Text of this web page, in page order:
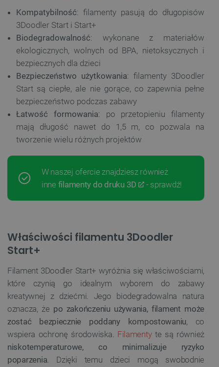
Kompatybilność: filamenty pasują do długopisów
3Doodler Start i Start+
Biodegradowalność: wykonane z materiałów
ekologicznych, wolnych od BPA, nietoksycznych i
bezpiecznych dla dzieci
Bezpieczeństwo użytkowania: filamenty 3Doodler
Start są ciepłe, ale nie gorące, co zapewnia pełne
bezpieczeństwo podczas zabawy
Łatwość formowania: po przetopieniu filamenty
mają długość nawet do 1,5 m, co pozwala na
tworzenie wielu różnych projektów
W naszej ofercie znajdziesz również
inne filamenty do druku 3D - sprawdź!
Właściwości filamentu 3Doodler
Start+
Filament 3Doodler Start+ wyróżnia się właściwościami,
które czynią go idealnym wyborem do zabawy
kreatywnej z dziećmi. Jego biodegradowalna natura
oznacza, że po zakończeniu używania, filament może
zostać bezpiecznie poddany kompostowaniu, co
wspiera ochronę środowiska. Filamentyte są również
niskotemperaturowe, co minimalizuje ryzyko
poparzenia. Dzięki temu dzieci mogą swobodnie